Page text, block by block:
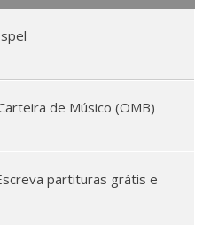
de Músico (OMB)
partituras grátis e